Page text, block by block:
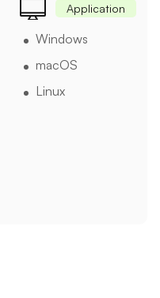
Application
Windows
macOS
Linux